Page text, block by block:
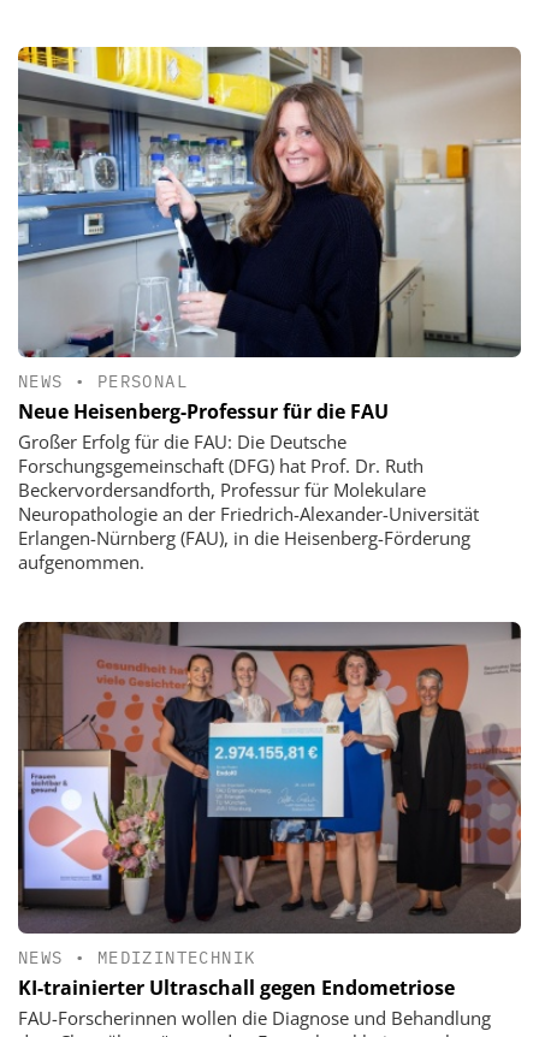
NEWS • PERSONAL
Neue Heisenberg-Professur für die FAU
Großer Erfolg für die FAU: Die Deutsche
Forschungsgemeinschaft (DFG) hat Prof. Dr. Ruth
Beckervordersandforth, Professur für Molekulare
Neuropathologie an der Friedrich-Alexander-Universität
Erlangen-Nürnberg (FAU), in die Heisenberg-Förderung
aufgenommen.
NEWS • MEDIZINTECHNIK
KI-trainierter Ultraschall gegen Endometriose
FAU-Forscherinnen wollen die Diagnose und Behandlung